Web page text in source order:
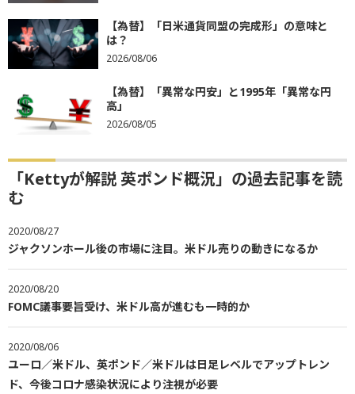
【為替】「日米通貨同盟の完成形」の意味と
は？
2026/08/06
【為替】「異常な円安」と1995年「異常な円
高」
2026/08/05
「Kettyが解説 英ポンド概況」の過去記事を読
む
2020/08/27
ジャクソンホール後の市場に注目。米ドル売りの動きになるか
2020/08/20
FOMC議事要旨受け、米ドル高が進むも一時的か
2020/08/06
ユーロ／米ドル、英ポンド／米ドルは日足レベルでアップトレン
ド、今後コロナ感染状況により注視が必要